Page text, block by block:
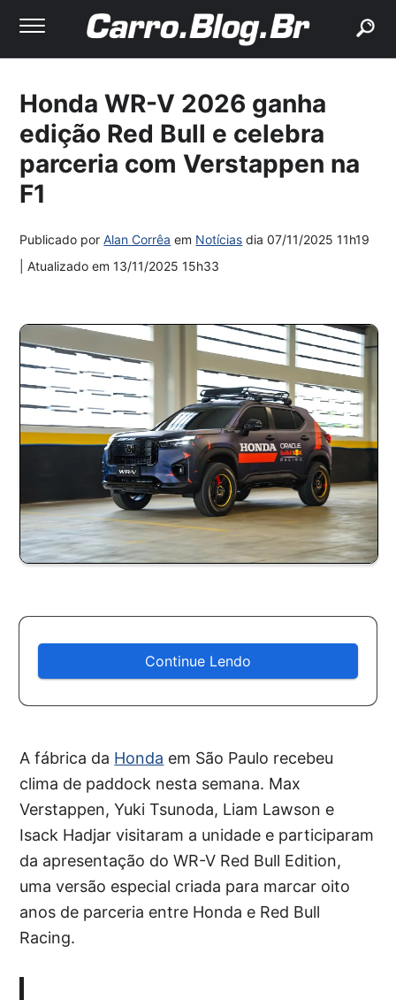
Honda WR-V 2026 ganha
edição Red Bull e celebra
parceria com Verstappen na
F1
Publicado porAlan Corrêa em Notícias dia07/11/2025 11h19
| Atualizado em13/11/2025 15h33
Continue Lendo
A fábrica da Honda em São Paulo recebeu
clima de paddock nesta semana. Max
Verstappen, Yuki Tsunoda, Liam Lawson e
Isack Hadjar visitaram a unidade e participaram
da apresentação do WR-V Red Bull Edition,
uma versão especial criada para marcar oito
anos de parceria entre Honda e Red Bull
Racing.